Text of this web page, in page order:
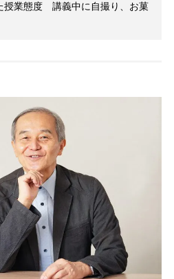
授業態度 講義中に自撮り、お菓